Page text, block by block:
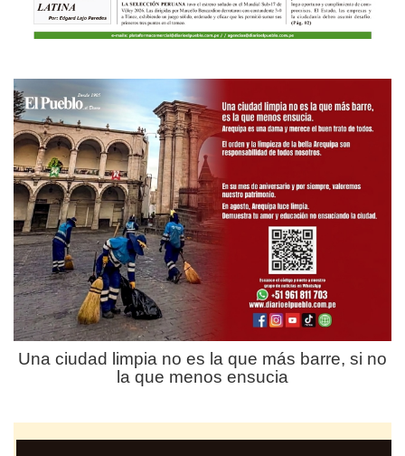
Una ciudad limpia no es la que más barre, si no
la que menos ensucia